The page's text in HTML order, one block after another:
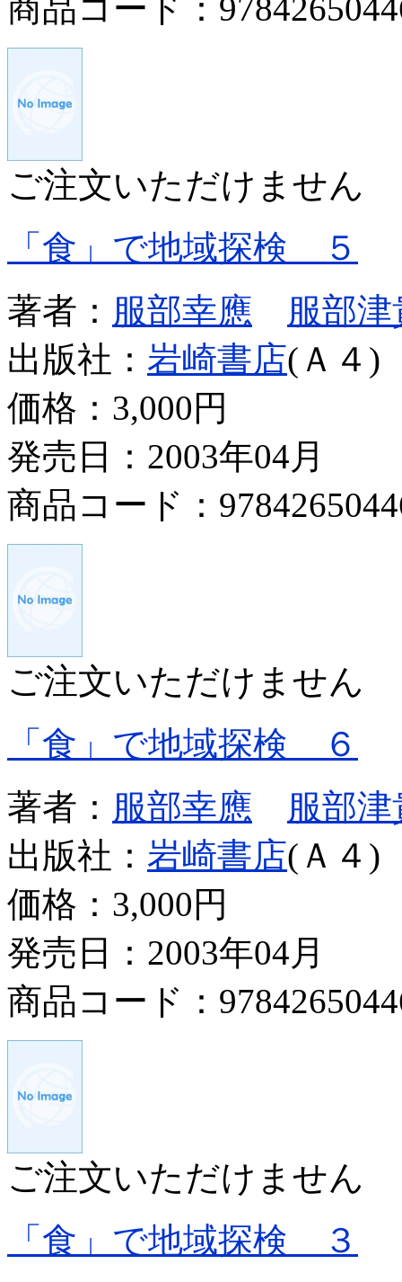
商品コード：
ご注文いただけません
「食」で地域探検 ５
著者： 服部幸應
服部
出版社： 岩崎書店(Ａ４)
価格： 3,000円
発売日：2003年04月
商品コード：
ご注文いただけません
「食」で地域探検 ６
著者： 服部幸應
服部
出版社： 岩崎書店(Ａ４)
価格： 3,000円
発売日：2003年04月
商品コード：
ご注文いただけません
「食」で地域探検 ３